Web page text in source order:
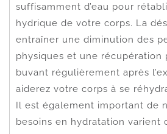
suffisamment d’eau pour
hydrique de votre corps. La
entraîner une diminution des
physiques et une récupération
buvant régulièrement après
aiderez votre corps à se
Il est également important de
besoins en hydratation varient